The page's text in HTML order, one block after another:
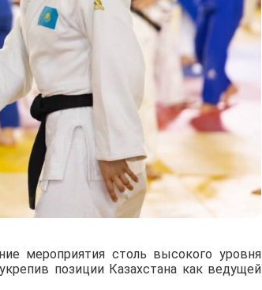
мероприятия столь высокого уровня
позиции Казахстана как ведущей